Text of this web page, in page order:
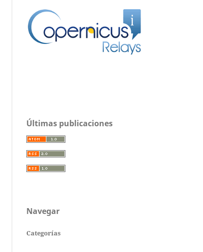
Últimas publicaciones
Navegar
Categorías